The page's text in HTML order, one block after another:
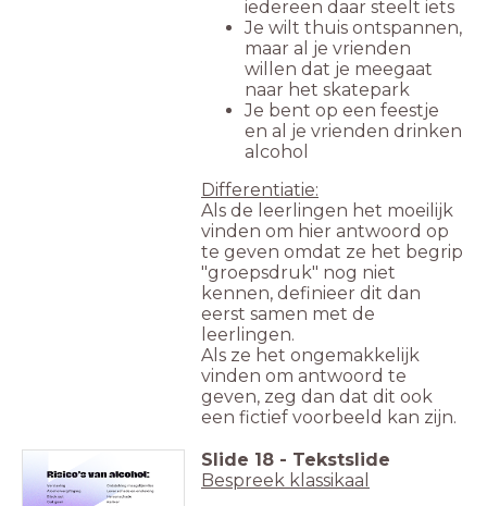
iedereen daar steelt iets
Je wilt thuis ontspannen,
maar al je vrienden
willen dat je meegaat
naar het skatepark
Je bent op een feestje
en al je vrienden drinken
alcohol
Differentiatie:
Als de leerlingen het moeilijk
vinden om hier antwoord op
te geven omdat ze het begrip
"groepsdruk" nog niet
kennen, definieer dit dan
eerst samen met de
leerlingen.
Als ze het ongemakkelijk
vinden om antwoord te
geven, zeg dan dat dit ook
een fictief voorbeeld kan zijn.
Slide 18 - Tekstslide
Bespreek klassikaal